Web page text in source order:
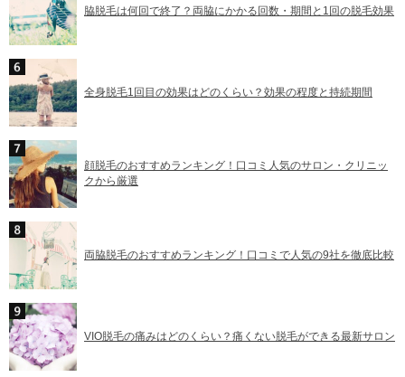
脇脱毛は何回で終了？両脇にかかる回数・期間と1回の脱毛効果
全身脱毛1回目の効果はどのくらい？効果の程度と持続期間
顔脱毛のおすすめランキング！口コミ人気のサロン・クリニッ
クから厳選
両脇脱毛のおすすめランキング！口コミで人気の9社を徹底比較
VIO脱毛の痛みはどのくらい？痛くない脱毛ができる最新サロン